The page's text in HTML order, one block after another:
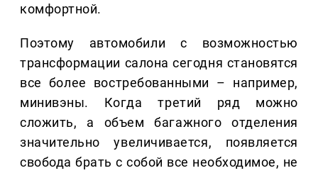
комфортной.
Поэтому автомобили с возможностью
трансформации салона сегодня становятся
все более востребованными – например,
минивэны. Когда третий ряд можно
сложить, а объем багажного отделения
значительно увеличивается, появляется
свобода брать с собой все необходимое, не